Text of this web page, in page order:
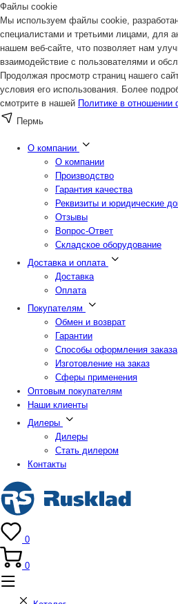
Файлы cookie
Мы используем файлы cookie,
специалистами и третьими лицами, для
нашем веб-сайте, что позволяет нам
взаимодействие с пользователями и
Продолжая просмотр страниц нашего
условия его использования. Более
смотрите в нашей Политике в отношении
Пермь
О компании
О компании
Производство
Гарантия качества
Реквизиты и юридические
Отзывы
Вопрос-Ответ
Складское оборудование
Доставка и оплата
Доставка
Оплата
Покупателям
Обмен и возврат
Гарантии
Способы оформления заказа
Изготовление на заказ
Сферы применения
Оптовым покупателям
Наши клиенты
Дилеры
Дилеры
Стать дилером
Контакты
0
0